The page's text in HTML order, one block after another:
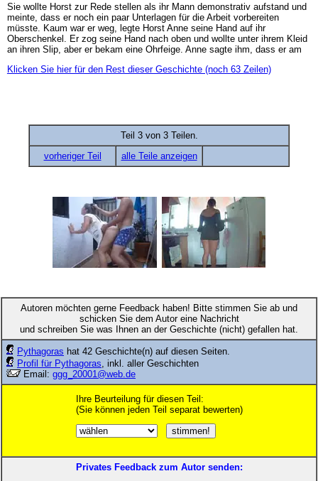
Sie wollte Horst zur Rede stellen als ihr Mann demonstrativ aufstand und
meinte, dass er noch ein paar Unterlagen für die Arbeit vorbereiten
müsste. Kaum war er weg, legte Horst Anne seine Hand auf ihr
Oberschenkel. Er zog seine Hand nach oben und wollte unter ihrem Kleid
an ihren Slip, aber er bekam eine Ohrfeige. Anne sagte ihm, dass er am
Klicken Sie hier für den Rest dieser Geschichte (noch 63 Zeilen)
Teil 3 von 3 Teilen.
vorheriger Teil
alle Teile anzeigen
Autoren möchten gerne Feedback haben! Bitte stimmen Sie ab und
schicken Sie dem Autor eine Nachricht
und schreiben Sie was Ihnen an der Geschichte (nicht) gefallen hat.
Pythagoras hat 42 Geschichte(n) auf diesen Seiten.
Profil für Pythagoras, inkl. aller Geschichten
Email: ggg_20001@web.de
Ihre Beurteilung für diesen Teil:
(Sie können jeden Teil separat bewerten)
Privates Feedback zum Autor senden: